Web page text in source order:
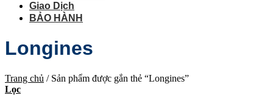
Giao Dịch
BẢO HÀNH
Longines
Trang chủ /Sản phẩm được gắn thẻ “Longines”
Lọc